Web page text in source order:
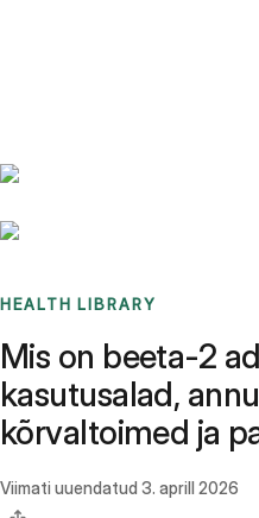
HEALTH LIBRARY
Mis on beeta-2
kasutusalad,
kõrvaltoimed ja
Viimati uuendatud 3. aprill 2026